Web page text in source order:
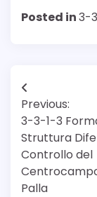
Posted in3-
Post
Previous:
3-3-1-3
Struttura
Controllo del
Palla